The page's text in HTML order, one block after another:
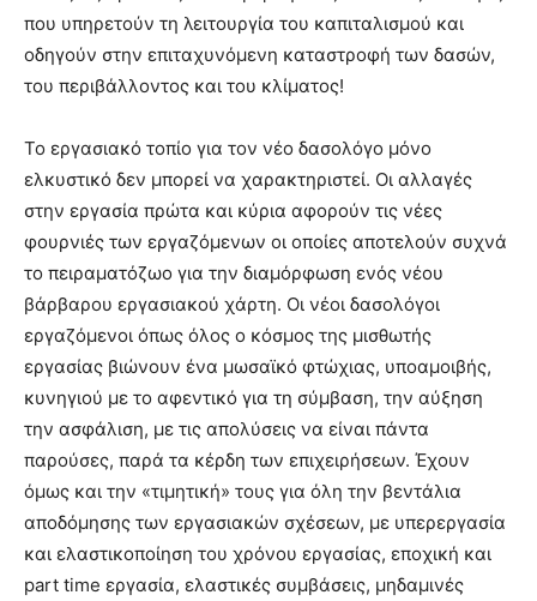
που υπηρετούν τη λειτουργία του καπιταλισμού και
οδηγούν στην επιταχυνόμενη καταστροφή των δασών,
του περιβάλλοντος και του κλίματος!
Το εργασιακό τοπίο για τον νέο δασολόγο μόνο
ελκυστικό δεν μπορεί να χαρακτηριστεί. Οι αλλαγές
στην εργασία πρώτα και κύρια αφορούν τις νέες
φουρνιές των εργαζόμενων οι οποίες αποτελούν συχνά
το πειραματόζωο για την διαμόρφωση ενός νέου
βάρβαρου εργασιακού χάρτη. Οι νέοι δασολόγοι
εργαζόμενοι όπως όλος ο κόσμος της μισθωτής
εργασίας βιώνουν ένα μωσαϊκό φτώχιας, υποαμοιβής,
κυνηγιού με το αφεντικό για τη σύμβαση, την αύξηση
την ασφάλιση, με τις απολύσεις να είναι πάντα
παρούσες, παρά τα κέρδη των επιχειρήσεων. Έχουν
όμως και την «τιμητική» τους για όλη την βεντάλια
αποδόμησης των εργασιακών σχέσεων, με υπερεργασία
και ελαστικοποίηση του χρόνου εργασίας, εποχική και
part time εργασία, ελαστικές συμβάσεις, μηδαμινές